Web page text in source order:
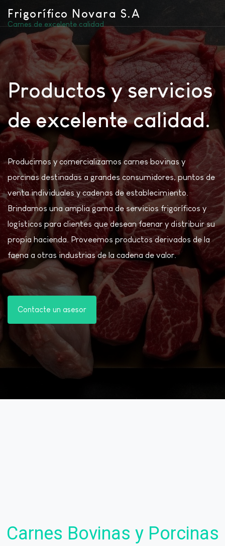
Frigorífico Novara S.A
Carnes de excelente calidad
Productos y servicios
de excelente calidad.
Producimos y comercializamos carnes bovinas y
porcinas destinadas a grandes consumidores, puntos de
venta individuales y cadenas de establecimiento.
Brindamos una amplia gama de servicios frigoríficos y
logísticos para clientes que desean faenar y distribuir su
propia hacienda. Proveemos productos derivados de la
faena a otras industrias de la cadena de valor.
Contacte un asesor
Carnes Bovinas y Porcinas